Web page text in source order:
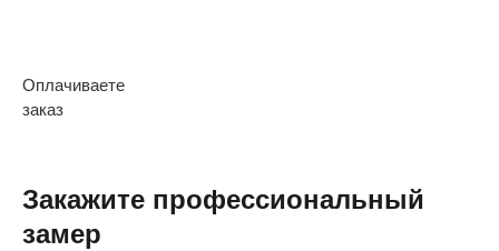
Оплачиваете
заказ
Закажите профессиональный
замер